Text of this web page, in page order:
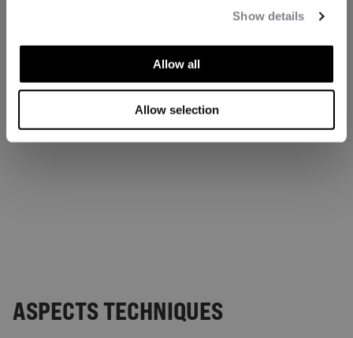
Show details
Allow all
Allow selection
ASPECTS TECHNIQUES